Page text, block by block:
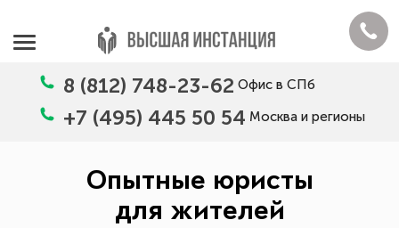
8 (812) 748-23-62 Офис в СПб
+7 (495) 445 50 54 Москва и регионы
Опытные юристы
для жителей